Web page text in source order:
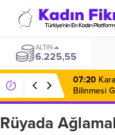
ALTIN
6.225,55
07:20
Bilinmesi
Rüyada